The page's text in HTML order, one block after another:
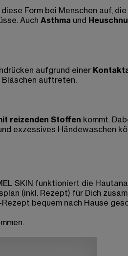
Form bei Menschen auf,
Auch Asthma und
aufgrund einer
auftreten.
reizenden Stoffen kommt.
exzessives Händewaschen
SKIN funktioniert die
(inkl. Rezept) für Dich
bequem nach Hause